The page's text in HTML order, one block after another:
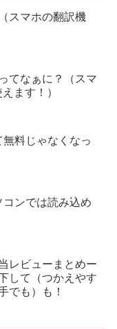
スマホの翻訳機
てなぁに？（スマ
ます！）
料じゃなくなっ
ンでは読み込め
レビューまとめー
して（つかえやす
でも）も！